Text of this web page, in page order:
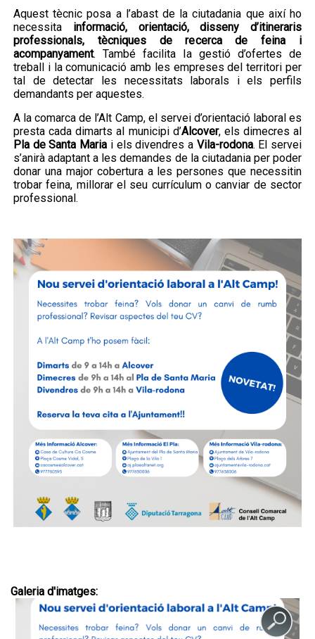
El TROS FEST reuneix prop
de 500 persones en la seva
primera edició i posa en
valor el talent jove de l’Alt
Camp
La primera edició del TROS FEST –
Festival...
Aquest tècnic posa a l’abast de la ciutadania que així ho
necessita informació, orientació, disseny d’itineraris
professionals, tècniques de recerca de feina i
acompanyament. També facilita la gestió d’ofertes de
treball i la comunicació amb les empreses del territori per
tal de detectar les necessitats laborals i els perfils
demandants per aquestes.
A la comarca de l’Alt Camp, el servei d’orientació laboral es
presta cada dimarts al municipi d’Alcover, els dimecres al
Pla de Santa Maria i els divendres a Vila-rodona. El servei
s’anirà adaptant a les demandes de la ciutadania per poder
donar una major cobertura a les persones que necessitin
trobar feina, millorar el seu currículum o canviar de sector
professional.
Galeria d'imatges: